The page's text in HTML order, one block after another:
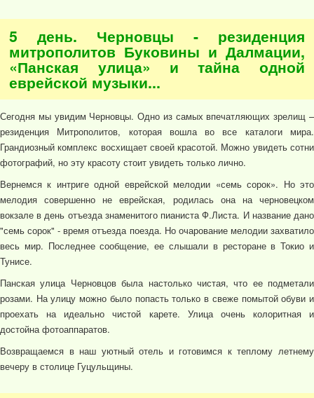
5 день. Черновцы - резиденция
митрополитов Буковины и Далмации,
«Панская улица» и тайна одной
еврейской музыки...
Сегодня мы увидим Черновцы. Одно из самых впечатляющих зрелищ –
резиденция Митрополитов, которая вошла во все каталоги мира.
Грандиозный комплекс восхищает своей красотой. Можно увидеть сотни
фотографий, но эту красоту стоит увидеть только лично.
Вернемся к интриге одной еврейской мелодии «семь сорок». Но это
мелодия совершенно не еврейская, родилась она на черновецком
вокзале в день отъезда знаменитого пианиста Ф.Листа. И название дано
"семь сорок" - время отъезда поезда. Но очарование мелодии захватило
весь мир. Последнее сообщение, ее слышали в ресторане в Токио и
Тунисе.
Панская улица Черновцов была настолько чистая, что ее подметали
розами. На улицу можно было попасть только в свеже помытой обуви и
проехать на идеально чистой карете. Улица очень колоритная и
достойна фотоаппаратов.
Возвращаемся в наш уютный отель и готовимся к теплому летнему
вечеру в столице Гуцульщины.